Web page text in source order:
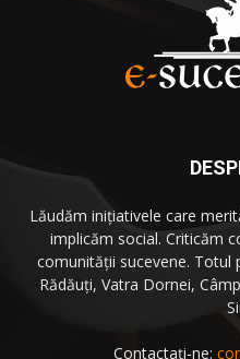
Lăudăm iniţiativele care
implicăm social. Criticăm
comunităţii sucevene. Totul
Rădăuţi, Vatra Dornei,
Contactați-ne: